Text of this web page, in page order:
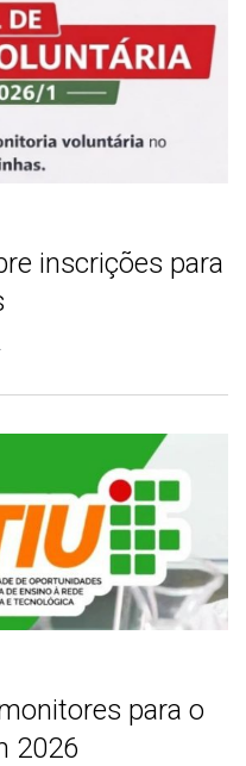
inscrições para
para o
2026